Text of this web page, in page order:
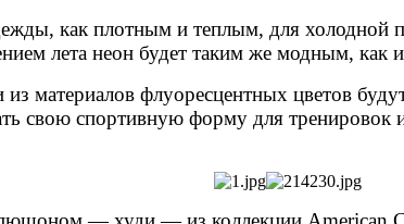
как плотным и теплым, для
лета неон будет таким же модным, как
материалов флуоресцентных цветов
свою спортивную форму для тренировок